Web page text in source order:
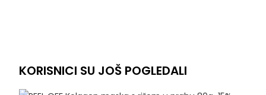
KORISNICI SU JOŠ POGLEDALI